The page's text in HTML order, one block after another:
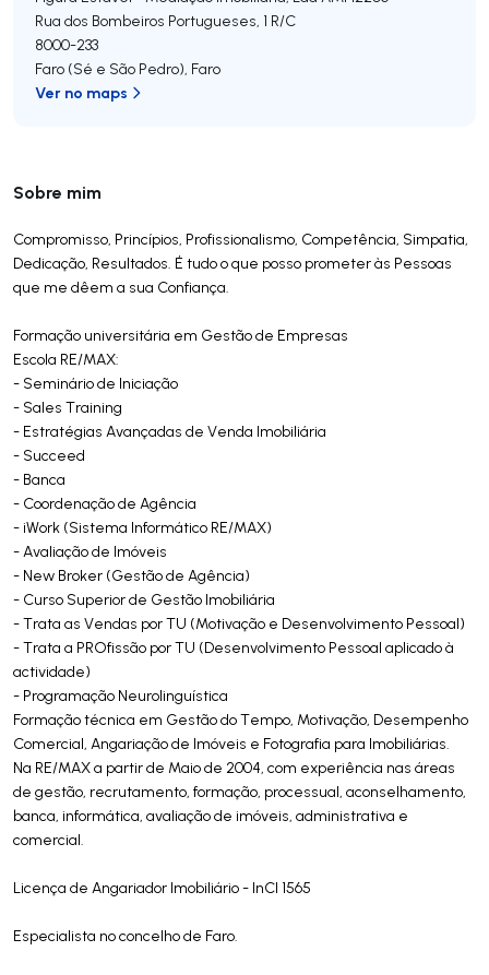
Sobre mim
Compromisso, Princípios, Profissionalismo, Competência, Simpatia,
Dedicação, Resultados. É tudo o que posso prometer às Pessoas
que me dêem a sua Confiança.
Formação universitária em Gestão de Empresas
Escola RE/MAX:
- Seminário de Iniciação
- Sales Training
- Estratégias Avançadas de Venda Imobiliária
- Succeed
- Banca
- Coordenação de Agência
- iWork (Sistema Informático RE/MAX)
- Avaliação de Imóveis
- New Broker (Gestão de Agência)
- Curso Superior de Gestão Imobiliária
- Trata as Vendas por TU (Motivação e Desenvolvimento Pessoal)
- Trata a PROfissão por TU (Desenvolvimento Pessoal aplicado à
actividade)
- Programação Neurolinguística
Formação técnica em Gestão do Tempo, Motivação, Desempenho
Comercial, Angariação de Imóveis e Fotografia para Imobiliárias.
Na RE/MAX a partir de Maio de 2004, com experiência nas áreas
de gestão, recrutamento, formação, processual, aconselhamento,
banca, informática, avaliação de imóveis, administrativa e
comercial.
Licença de Angariador Imobiliário - InCI 1565
Especialista no concelho de Faro.
Rua dos Bombeiros Portugueses, 1 R/C
8000-233
Faro (Sé e São Pedro), Faro
Ver no maps